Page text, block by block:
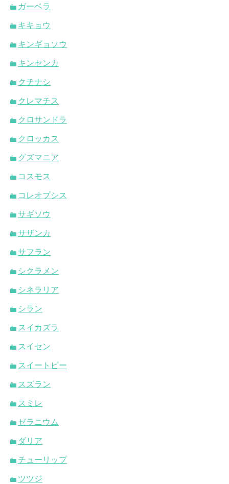
ガーベラ
キキョウ
キンギョソウ
キンセンカ
クチナシ
クレマチス
クロサンドラ
クロッカス
グズマニア
コスモス
コレオプシス
サギソウ
サザンカ
サフラン
シクラメン
シネラリア
シラン
スイカズラ
スイセン
スイートピー
スズラン
スミレ
ゼラニウム
ダリア
チューリップ
ツツジ